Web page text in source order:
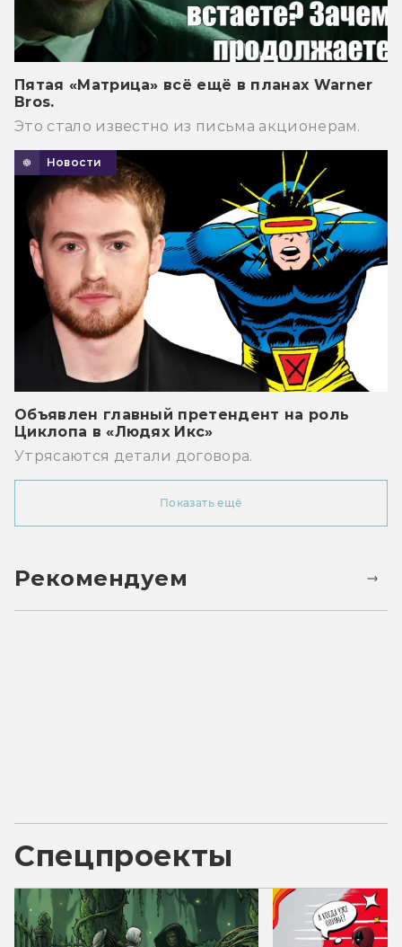
Пятая «Матрица» всё ещё в планах Warner
Bros.
Это стало известно из письма акционерам.
Новости
Объявлен главный претендент на роль
Циклопа в «Людях Икс»
Утрясаются детали договора.
Показать ещё
Рекомендуем
Спецпроекты